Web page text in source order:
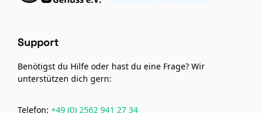
Support
Benötigst du Hilfe oder hast du eine Frage? Wir
unterstützen dich gern:
Telefon: +49 (0) 2562 941 27 34